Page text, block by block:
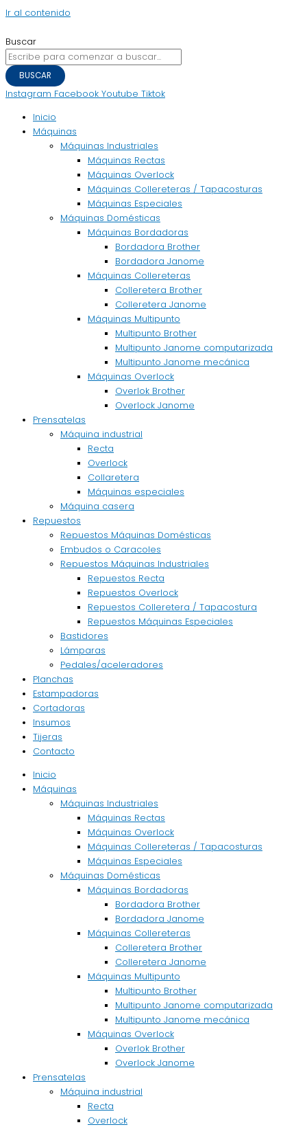
Ir al contenido
Buscar
BUSCAR
Instagram Facebook Youtube Tiktok
Inicio
Máquinas
Máquinas Industriales
Máquinas Rectas
Máquinas Overlock
Máquinas Collereteras / Tapacosturas
Máquinas Especiales
Máquinas Domésticas
Máquinas Bordadoras
Bordadora Brother
Bordadora Janome
Máquinas Collereteras
Colleretera Brother
Colleretera Janome
Máquinas Multipunto
Multipunto Brother
Multipunto Janome computarizada
Multipunto Janome mecánica
Máquinas Overlock
Overlok Brother
Overlock Janome
Prensatelas
Máquina industrial
Recta
Overlock
Collaretera
Máquinas especiales
Máquina casera
Repuestos
Repuestos Máquinas Domésticas
Embudos o Caracoles
Repuestos Máquinas Industriales
Repuestos Recta
Repuestos Overlock
Repuestos Colleretera / Tapacostura
Repuestos Máquinas Especiales
Bastidores
Lámparas
Pedales/aceleradores
Planchas
Estampadoras
Cortadoras
Insumos
Tijeras
Contacto
Inicio
Máquinas
Máquinas Industriales
Máquinas Rectas
Máquinas Overlock
Máquinas Collereteras / Tapacosturas
Máquinas Especiales
Máquinas Domésticas
Máquinas Bordadoras
Bordadora Brother
Bordadora Janome
Máquinas Collereteras
Colleretera Brother
Colleretera Janome
Máquinas Multipunto
Multipunto Brother
Multipunto Janome computarizada
Multipunto Janome mecánica
Máquinas Overlock
Overlok Brother
Overlock Janome
Prensatelas
Máquina industrial
Recta
Overlock